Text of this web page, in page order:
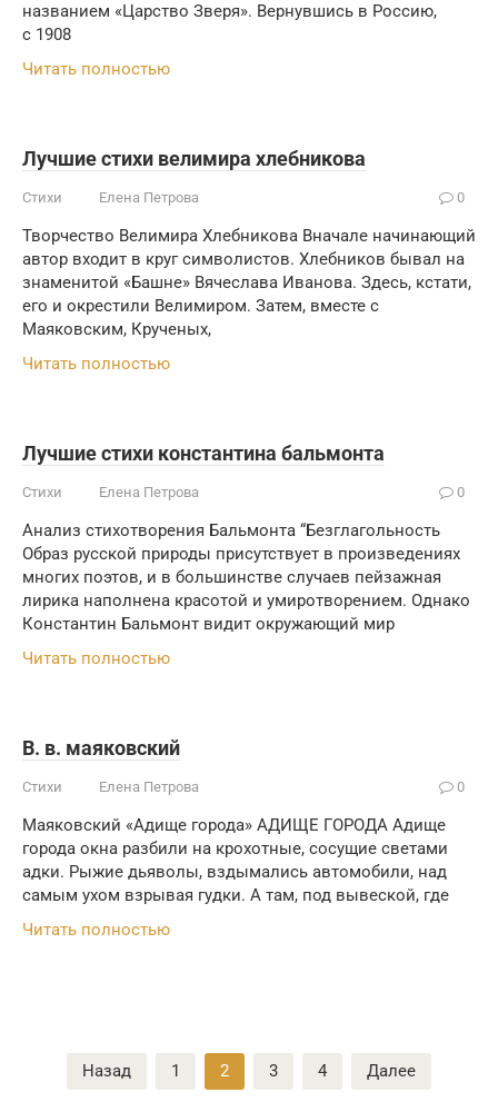
названием «Царство Зверя». Вернувшись в Россию,
с 1908
Читать полностью
Лучшие стихи велимира хлебникова
Стихи Елена Петрова 0
Творчество Велимира Хлебникова Вначале начинающий
автор входит в круг символистов. Хлебников бывал на
знаменитой «Башне» Вячеслава Иванова. Здесь, кстати,
его и окрестили Велимиром. Затем, вместе с
Маяковским, Крученых,
Читать полностью
Лучшие стихи константина бальмонта
Стихи Елена Петрова 0
Анализ стихотворения Бальмонта “Безглагольность
Образ русской природы присутствует в произведениях
многих поэтов, и в большинстве случаев пейзажная
лирика наполнена красотой и умиротворением. Однако
Константин Бальмонт видит окружающий мир
Читать полностью
В. в. маяковский
Стихи Елена Петрова 0
Маяковский «Адище города» АДИЩЕ ГОРОДА Адище
города окна разбили на крохотные, сосущие светами
адки. Рыжие дьяволы, вздымались автомобили, над
самым ухом взрывая гудки. А там, под вывеской, где
Читать полностью
Пагинация
записей
Назад 1 2 3 4 Далее